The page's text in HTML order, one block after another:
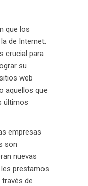
que los
de Internet.
crucial para
su
web
aquellos que
últimos
empresas
son
nuevas
prestamos
de